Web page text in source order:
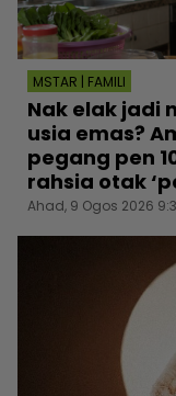
MSTAR | FAMILI
Nak elak jadi
usia emas?
pegang pen
rahsia otak
Ahad, 9 Ogos 2026